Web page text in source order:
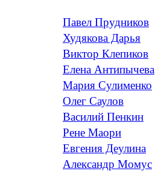
Павел Прудников
Худякова Дарья
Виктор Клепиков
Елена Антипычева
Мария Сулименко
Олег Саулов
Василий Пенкин
Рене Маори
Евгения Деулина
Александр Момус